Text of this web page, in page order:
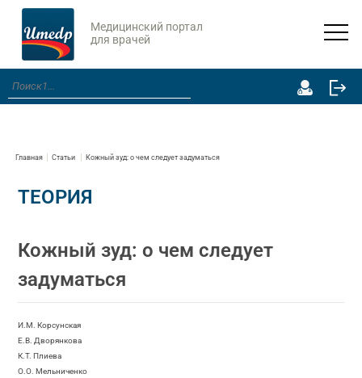
Медицинский портал
для врачей
Главная Статьи Кожный зуд: о чем следует задуматься
ТЕОРИЯ
Кожный зуд: о чем следует
задуматься
И.М. Корсунская
Е.В. Дворянкова
К.Т. Плиева
О.О. Мельниченко